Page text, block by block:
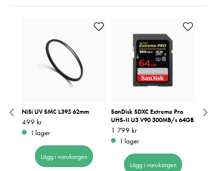
ED
NiSi UV SMC L395 62mm
Pris: 499 kr
499 kr
I lager
Lägg i varukorgen
SanDisk SDXC Extreme Pro
UHS-II U3 V90 300MB/s 64GB
Pris:1 799 kr
1 799 kr
I lager
Lägg i varukorgen
NiSi